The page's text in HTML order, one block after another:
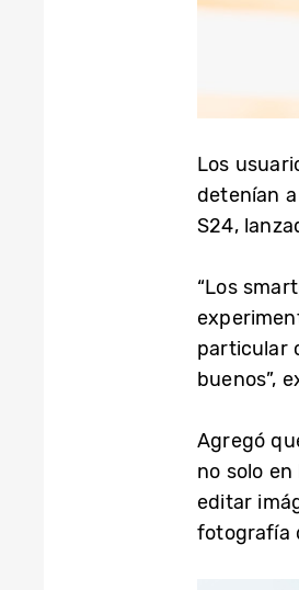
Los
detenían
S24,
“Los
particular
buenos”,
Agregó
no solo
editar
fotografía